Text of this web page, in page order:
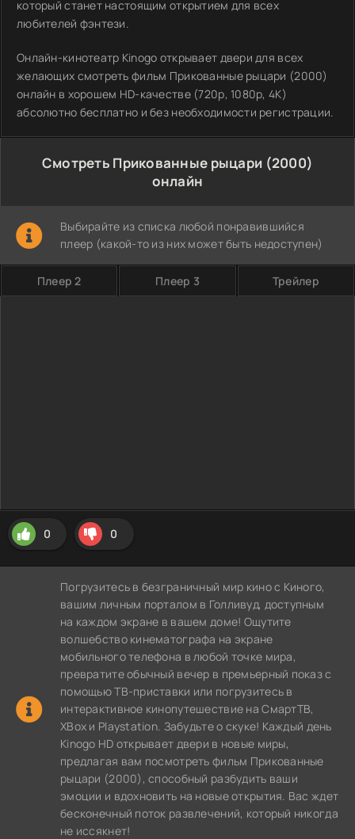
который станет настоящим открытием для всех
любителей фэнтези.
Онлайн-кинотеатр Kinogo открывает двери для всех
желающих смотреть фильм Прикованные рыцари (2000)
онлайн в хорошем HD-качестве (720p, 1080p, 4K)
абсолютно бесплатно и без необходимости регистрации.
Смотреть Прикованные рыцари (2000)
онлайн
Выбирайте из списка любой понравившийся
плеер (какой-то из них может быть недоступен)
Плеер 2 Плеер 3 Трейлер
0 0
Погрузитесь в безграничный мир кино с Киного,
вашим личным порталом в Голливуд, доступным
на каждом экране в вашем доме! Ощутите
волшебство кинематографа на экране
мобильного телефона в любой точке мира,
превратите обычный вечер в премьерный показ с
помощью ТВ-приставки или погрузитесь в
интерактивное кинопутешествие на СмартТВ,
XBox и Playstation. Забудьте о скуке! Каждый день
Kinogo HD открывает двери в новые миры,
предлагая вам посмотреть фильм Прикованные
рыцари (2000), способный разбудить ваши
эмоции и вдохновить на новые открытия. Вас ждет
бесконечный поток развлечений, который никогда
не иссякнет!